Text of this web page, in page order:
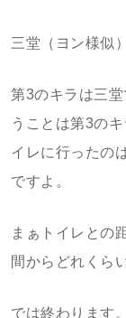
三堂（ヨン様似
第3のキラは三
うことは第3の
イレに行ったの
ですよ。
まぁトイレとの
間からどれくら
では終わります。